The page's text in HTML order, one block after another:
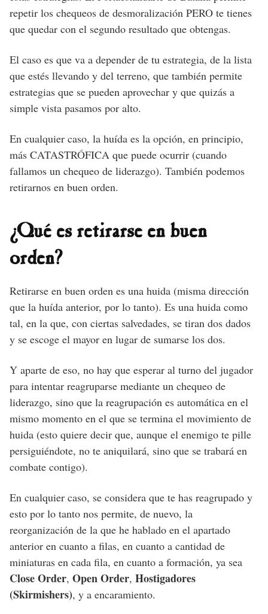
repetir los chequeos de desmoralización PERO te tienes
que quedar con el segundo resultado que obtengas.
El caso es que va a depender de tu estrategia, de la lista
que estés llevando y del terreno, que también permite
estrategias que se pueden aprovechar y que quizás a
simple vista pasamos por alto.
En cualquier caso, la huída es la opción, en principio,
más CATASTRÓFICA que puede ocurrir (cuando
fallamos un chequeo de liderazgo). También podemos
retirarnos en buen orden.
¿Qué es retirarse en buen
orden?
Retirarse en buen orden es una huida (misma dirección
que la huída anterior, por lo tanto). Es una huida como
tal, en la que, con ciertas salvedades, se tiran dos dados
y se escoge el mayor en lugar de sumarse los dos.
Y aparte de eso, no hay que esperar al turno del jugador
para intentar reagruparse mediante un chequeo de
liderazgo, sino que la reagrupación es automática en el
mismo momento en el que se termina el movimiento de
huida (esto quiere decir que, aunque el enemigo te pille
persiguiéndote, no te aniquilará, sino que se trabará en
combate contigo).
En cualquier caso, se considera que te has reagrupado y
esto por lo tanto nos permite, de nuevo, la
reorganización de la que he hablado en el apartado
anterior en cuanto a filas, en cuanto a cantidad de
miniaturas en cada fila, en cuanto a formación, ya sea
Close Order, Open Order, Hostigadores
(Skirmishers), y a encaramiento.